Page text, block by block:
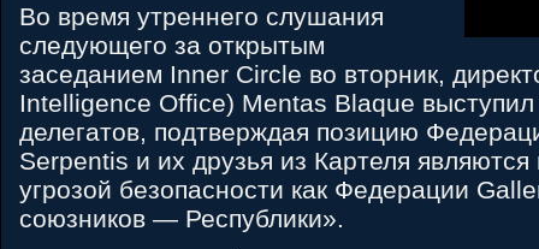
Во время утреннего слушания
следующего за открытым
заседанием Inner Circle во вторник,
Intelligence Office) Mentas Blaque выступил
делегатов, подтверждая позицию
Serpentis и их друзья из Картеля
угрозой безопасности как Федерации
союзников — Республики».